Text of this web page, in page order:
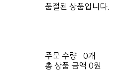
품절된 상품입니다.
주문 수량
0개
총 상품 금액 0원